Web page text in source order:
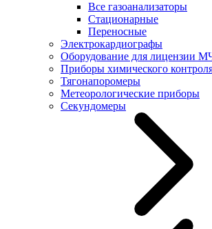
Все газоанализаторы
Cтационарные
Переносные
Электрокардиографы
Оборудование для лицензии
Приборы химического
Тягонапоромеры
Метеорологические приборы
Секундомеры